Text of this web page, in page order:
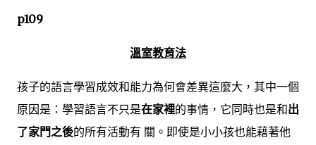
p109
溫室教育法
孩子的語言學習成效和能力為何會差異這麼大，其中一個
原因是：學習語言不只是在家裡的事情，它同時也是和出
了家門之後的所有活動有 關。即使是小小孩也能藉著他